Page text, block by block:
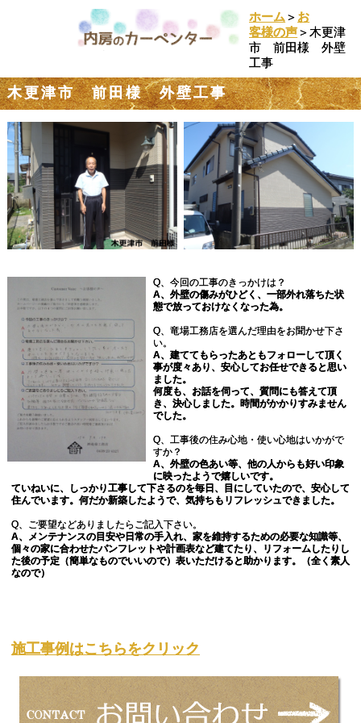
ホーム ＞ お
客様の声＞木更津
市 前田様 外壁
工事
木更津市 前田様 外壁工事
Q、今回の工事のきっかけは？
A、外壁の傷みがひどく、一部外れ落ちた状
態で放っておけなくなった為。
Q、竜場工務店を選んだ理由をお聞かせ下さ
い。
A、建ててもらったあともフォローして頂く
事が度々あり、安心してお任せできると思い
ました。
何度も、お話を伺って、質問にも答えて頂
き、決心しました。時間がかかりすみません
でした。
Q、工事後の住み心地・使い心地はいかがで
すか？
A、外壁の色あい等、他の人からも好い印象
に映ったようで嬉しいです。
ていねいに、しっかり工事して下さるのを毎日、目にしていたので、安心して
住んでいます。何だか新築したようで、気持ちもリフレッシュできました。
Q、ご要望などありましたらご記入下さい。
A、メンテナンスの目安や日常の手入れ、家を維持するための必要な知識等、
個々の家に合わせたパンフレットや計画表など建てたり、リフォームしたりし
た後の予定（簡単なものでいいので）表いただけると助かります。（全く素人
なので）
施工事例はこちらをクリック